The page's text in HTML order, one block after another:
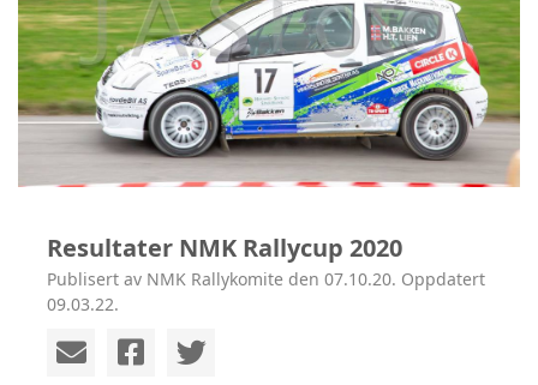
Resultater NMK Rallycup 2020
Publisert av NMK Rallykomite den 07.10.20. Oppdatert
09.03.22.